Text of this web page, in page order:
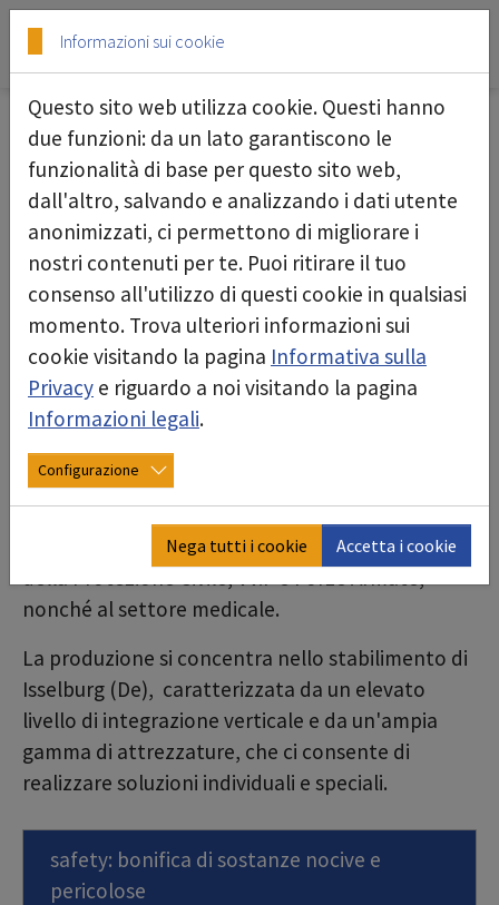
Skip to main content
Skip to page footer
Aree di business
Deconta è il partner ideale per la protezione
delle persone e dell´ambiente quando si ha a
che fare con sostanze pericolose e nocive.
In deconta, stiamo plasmando il futuro delle
tecnologie della decontaminazione attraverso
sviluppi pionieristici, produzione e
commercializzazione di apparecchiature, sistemi
e soluzioni personalizzate. La nostra attenzione
è rivolta alla decontaminazione nel campo della
bonifica degli inquinanti, ad una gestione
efficiente della protezione/rimozione delle
polveri, all'uso di tecnologie mobili per interventi
nonché al settore medicale.
La produzione si concentra nello stabilimento di
Isselburg (De), caratterizzata da un elevato
livello di integrazione verticale e da un'ampia
gamma di attrezzature, che ci consente di
realizzare soluzioni individuali e speciali.
safety: bonifica di sostanze nocive e
pericolose
Informazioni sui cookie
Questo sito web utilizza cookie. Questi hanno
due funzioni: da un lato garantiscono le
funzionalità di base per questo sito web,
dall'altro, salvando e analizzando i dati utente
anonimizzati, ci permettono di migliorare i
nostri contenuti per te. Puoi ritirare il tuo
consenso all'utilizzo di questi cookie in qualsiasi
momento. Trova ulteriori informazioni sui
cookie visitando la pagina Informativa sulla
Privacy e riguardo a noi visitando la pagina
Informazioni legali.
Configurazione
Nega tutti i cookie Accetta i cookie